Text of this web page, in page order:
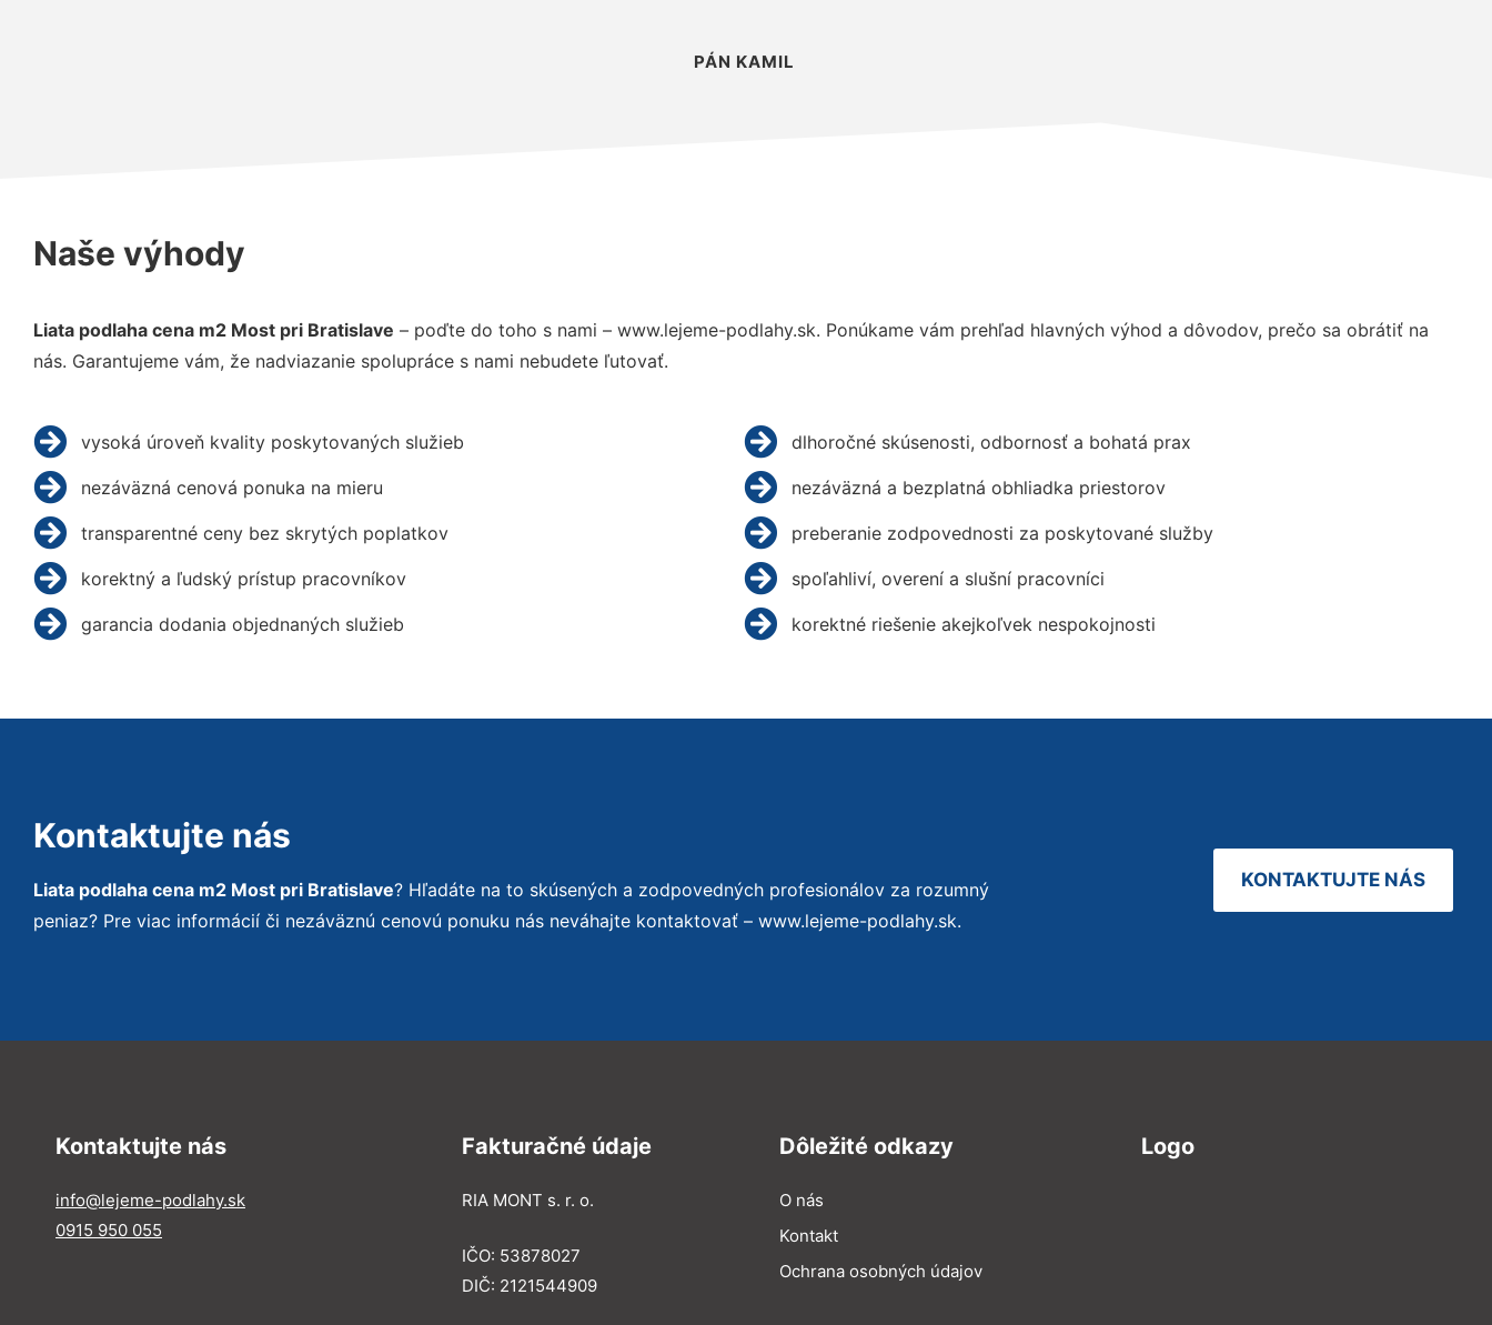
PÁN KAMIL
Naše výhody
Liata podlaha cena m2 Most pri Bratislave – poďte do toho s nami – www.lejeme-podlahy.sk. Ponúkame vám prehľad hlavných výhod a dôvodov, prečo sa obrátiť na
nás. Garantujeme vám, že nadviazanie spolupráce s nami nebudete ľutovať.
vysoká úroveň kvality poskytovaných služieb
nezáväzná cenová ponuka na mieru
transparentné ceny bez skrytých poplatkov
korektný a ľudský prístup pracovníkov
garancia dodania objednaných služieb
dlhoročné skúsenosti, odbornosť a bohatá prax
nezáväzná a bezplatná obhliadka priestorov
preberanie zodpovednosti za poskytované služby
spoľahliví, overení a slušní pracovníci
korektné riešenie akejkoľvek nespokojnosti
Kontaktujte nás
Liata podlaha cena m2 Most pri Bratislave? Hľadáte na to skúsených a zodpovedných profesionálov za rozumný
peniaz? Pre viac informácií či nezáväznú cenovú ponuku nás neváhajte kontaktovať – www.lejeme-podlahy.sk.
KONTAKTUJTE NÁS
Kontaktujte nás
info@lejeme-podlahy.sk
0915 950 055
Fakturačné údaje
RIA MONT s. r. o.
IČO: 53878027
DIČ: 2121544909
Dôležité odkazy
O nás
Kontakt
Ochrana osobných údajov
Logo